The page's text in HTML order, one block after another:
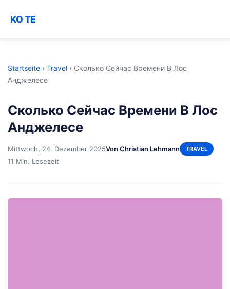
KO TE
Startseite › Travel › Сколько Сейчас Времени В Лос
Анджелесе
Сколько Сейчас Времени В Лос
Анджелесе
Mittwoch, 24. Dezember 2025Von Christian Lehmann TRAVEL
11 Min. Lesezeit